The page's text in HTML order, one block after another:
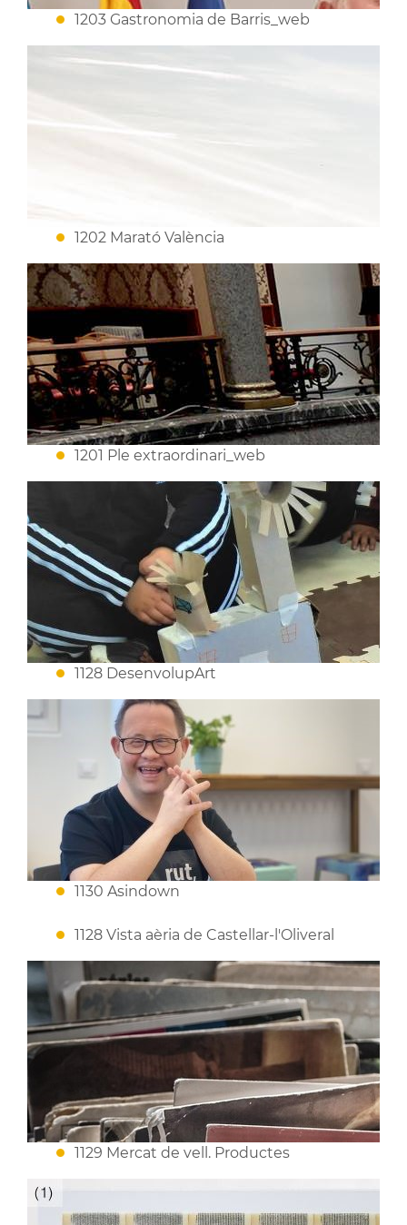
1203 Gastronomia de Barris_web
1202 Marató València
1201 Ple extraordinari_web
1128 DesenvolupArt
1130 Asindown
1128 Vista aèria de Castellar-l'Oliveral
1129 Mercat de vell. Productes